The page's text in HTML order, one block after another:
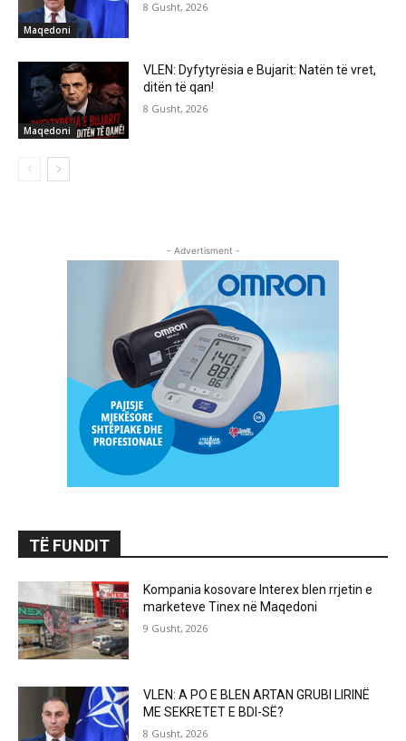
Maqedoni
8 Gusht, 2026
Maqedoni
VLEN: Dyfytyrësia e Bujarit: Natën të vret,
ditën të qan!
8 Gusht, 2026
- Advertisment -
TË FUNDIT
Kompania kosovare Interex blen rrjetin e
marketeve Tinex në Maqedoni
9 Gusht, 2026
VLEN: A PO E BLEN ARTAN GRUBI LIRINË
ME SEKRETET E BDI-SË?
8 Gusht, 2026